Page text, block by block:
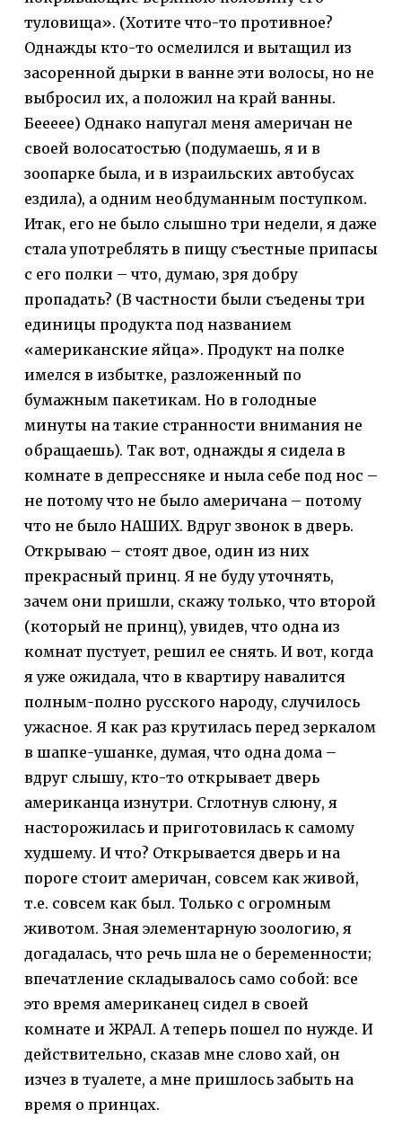
туловища». (Хотите что-то противное?
Однажды кто-то осмелился и вытащил из
засоренной дырки в ванне эти волосы, но не
выбросил их, а положил на край ванны.
Беееее) Однако напугал меня америчан не
своей волосатостью (подумаешь, я и в
зоопарке была, и в израильских автобусах
ездила), а одним необдуманным поступком.
Итак, его не было слышно три недели, я даже
стала употреблять в пищу съестные припасы
с его полки – что, думаю, зря добру
пропадать? (В частности были съедены три
единицы продукта под названием
«американские яйца». Продукт на полке
имелся в избытке, разложенный по
бумажным пакетикам. Но в голодные
минуты на такие странности внимания не
обращаешь). Так вот, однажды я сидела в
комнате в депрессняке и ныла себе под нос –
не потому что не было америчана – потому
что не было НАШИХ. Вдруг звонок в дверь.
Открываю – стоят двое, один из них
прекрасный принц. Я не буду уточнять,
зачем они пришли, скажу только, что второй
(который не принц), увидев, что одна из
комнат пустует, решил ее снять. И вот, когда
я уже ожидала, что в квартиру навалится
полным-полно русского народу, случилось
ужасное. Я как раз крутилась перед зеркалом
в шапке-ушанке, думая, что одна дома –
вдруг слышу, кто-то открывает дверь
американца изнутри. Сглотнув слюну, я
насторожилась и приготовилась к самому
худшему. И что? Открывается дверь и на
пороге стоит америчан, совсем как живой,
т.е. совсем как был. Только с огромным
животом. Зная элементарную зоологию, я
догадалась, что речь шла не о беременности;
впечатление складывалось само собой: все
это время американец сидел в своей
комнате и ЖРАЛ. А теперь пошел по нужде. И
действительно, сказав мне слово хай, он
изчез в туалете, а мне пришлось забыть на
время о принцах.